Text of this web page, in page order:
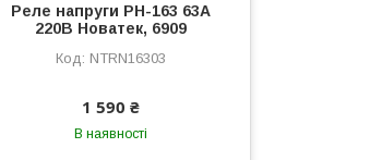
Реле напруги РН-163 63А
220В Новатек, 6909
NTRN16303
1 590 ₴
В наявності